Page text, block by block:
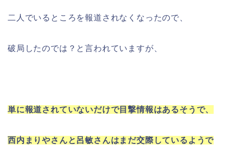
二人でいるところを報道されなくなったので、
破局したのでは？と言われていますが、
単に報道されていないだけで目撃情報はあるそうで、
西内まりやさんと呂敏さんはまだ交際しているようで